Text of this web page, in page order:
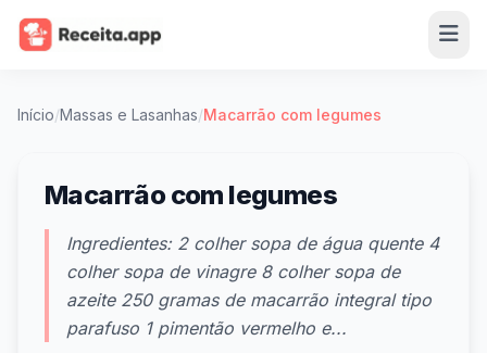
Início/Massas e Lasanhas/Macarrão com legumes
Macarrão com legumes
Ingredientes: 2 colher sopa de água quente 4
colher sopa de vinagre 8 colher sopa de
azeite 250 gramas de macarrão integral tipo
parafuso 1 pimentão vermelho e...